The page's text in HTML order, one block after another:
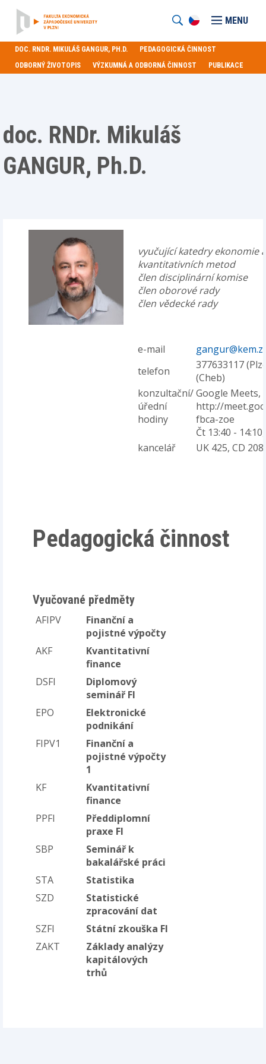
MENU
DOC. RNDR. MIKULÁŠ GANGUR, PH.D.
PEDAGOGICKÁ ČINNOST
ODBORNÝ ŽIVOTOPIS
VÝZKUMNÁ A ODBORNÁ ČINNOST PUBLIKACE
doc. RNDr. Mikuláš
GANGUR, Ph.D.
vyučující katedry ekonomie a
kvantitativních metod
člen disciplinární komise
člen oborové rady
člen vědecké rady
e-mail
telefon
377633117
(Cheb)
konzultační/
úřední
hodiny
Google Meets,
http://
fbca-zoe
Čt 13:40 -
kancelář
UK 425, CD 208
Pedagogická činnost
Vyučované předměty
AFIPV
Finanční a
pojistné výpočty
AKF
Kvantitativní
finance
DSFI
Diplomový
seminář FI
EPO
Elektronické
podnikání
FIPV1
Finanční a
pojistné výpočty
1
KF
Kvantitativní
finance
PPFI
Předdiplomní
praxe FI
SBP
Seminář k
bakalářské práci
STA
Statistika
SZD
Statistické
zpracování dat
SZFI
Státní zkouška FI
ZAKT
Základy analýzy
kapitálových
trhů